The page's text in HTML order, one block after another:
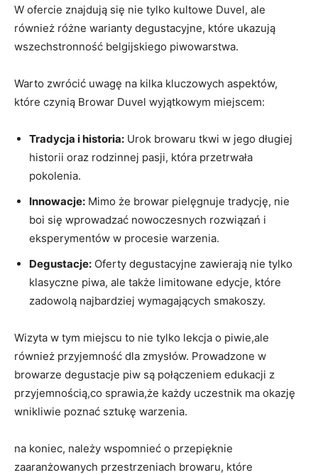
W⁢ ofercie znajdują ​się nie tylko kultowe Duvel, ale
⁣również różne warianty⁤ degustacyjne, które ukazują
wszechstronność belgijskiego piwowarstwa.
Warto zwrócić uwagę na kilka kluczowych aspektów,
‍które czynią Browar ⁢Duvel ‌wyjątkowym miejscem:
Tradycja i historia: Urok browaru tkwi w jego długiej
historii oraz rodzinnej pasji, ‌która przetrwała⁤
pokolenia.
Innowacje: Mimo ‍że browar pielęgnuje​ tradycję, nie
‍boi ‍się wprowadzać nowoczesnych rozwiązań i
eksperymentów w procesie⁣ warzenia.
Degustacje: Oferty degustacyjne zawierają nie tylko
klasyczne piwa, ale ⁢także ‌limitowane⁤ edycje, ​które
zadowolą najbardziej wymagających smakoszy.
Wizyta w ​tym miejscu to nie tylko lekcja o piwie,ale
również przyjemność dla ⁤zmysłów. Prowadzone w
⁢browarze ⁣degustacje piw są połączeniem ⁣edukacji z
przyjemnością,co sprawia,że każdy uczestnik ma okazję
wnikliwie poznać sztukę warzenia.
na koniec, należy wspomnieć o przepięknie
zaaranżowanych przestrzeniach browaru, które